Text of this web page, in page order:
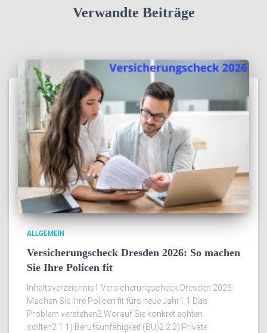
Verwandte Beiträge
ALLGEMEIN
Versicherungscheck Dresden 2026: So machen
Sie Ihre Policen fit
Inhaltsverzeichnis1 Versicherungscheck Dresden 2026:
Machen Sie Ihre Policen fit fürs neue Jahr1.1 Das
Problem verstehen2 Worauf Sie konkret achten
sollten2.1 1) Berufsunfähigkeit (BU)2.2 2) Private